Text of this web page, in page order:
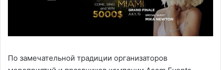
По замечательной традиции организаторов